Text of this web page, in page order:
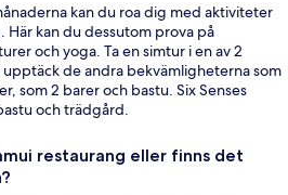
kan du roa dig med aktiviteter
Här kan du dessutom prova på
och yoga. Ta en simtur i en av 2
de andra bekvämligheterna som
som 2 barer och bastu. Six Senses
och trädgård.
restaurang eller finns det